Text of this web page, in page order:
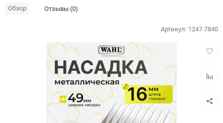
Обзор Отзывы (0)
Артикул: 1247-7840